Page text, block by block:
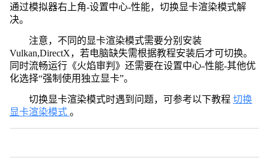
通过模拟器右上角-设置中心-性能，切换显卡渲染模式解
决。
注意，不同的显卡渲染模式需要分别安装
Vulkan,DirectX，若电脑缺失需根据教程安装后才可切换。
同时流畅运行《火焰审判》还需要在设置中心-性能-其他优
化选择“强制使用独立显卡”。
切换显卡渲染模式时遇到问题，可参考以下教程 切换
显卡渲染模式 。